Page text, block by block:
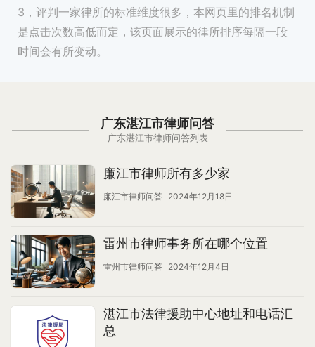
3，评判一家律所的标准维度很多，本网页里的排名机制
是点击次数高低而定，该页面展示的律所排序每隔一段
时间会有所变动。
广东湛江市律师问答
广东湛江市律师问答列表
廉江市律师所有多少家
廉江市律师问答 2024年12月18日
雷州市律师事务所在哪个位置
雷州市律师问答 2024年12月4日
湛江市法律援助中心地址和电话汇
总